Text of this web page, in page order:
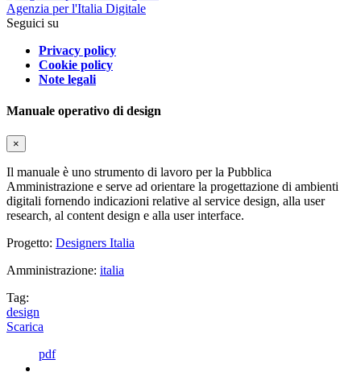
Agenzia per l'Italia Digitale
Seguici su
Privacy policy
Cookie policy
Note legali
Manuale operativo di design
×
Il manuale è uno strumento di lavoro per la Pubblica
Amministrazione e serve ad orientare la progettazione di ambienti
digitali fornendo indicazioni relative al service design, alla user
research, al content design e alla user interface.
Progetto: Designers Italia
Amministrazione: italia
Tag:
design
Scarica
pdf